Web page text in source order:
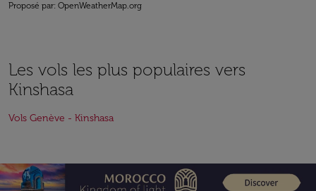
Proposé par: OpenWeatherMap.org
Les vols les plus populaires vers
Kinshasa
Vols Genève - Kinshasa